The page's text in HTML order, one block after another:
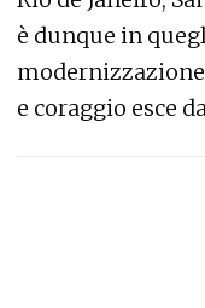
è dunque in
modernizzazione
e coraggio esce